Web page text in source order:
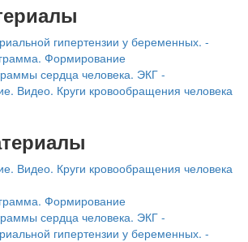
гипертензии у беременных. -
Формирование
сердца человека. ЭКГ -
Видео. Круги кровообращения человека
Видео. Круги кровообращения человека
Формирование
сердца человека. ЭКГ -
гипертензии у беременных. -